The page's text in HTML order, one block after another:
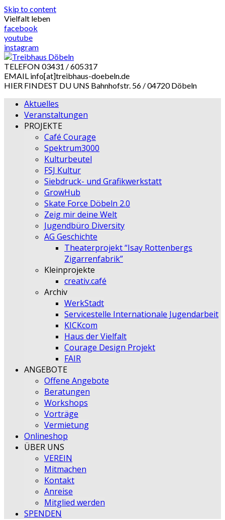
Skip to content
Vielfalt leben
facebook
youtube
instagram
TELEFON 03431 / 605317
EMAIL info[at]treibhaus-doebeln.de
HIER FINDEST DU UNS Bahnhofstr. 56 / 04720 Döbeln
Aktuelles
Veranstaltungen
PROJEKTE
Café Courage
Spektrum3000
Kulturbeutel
FSJ Kultur
Siebdruck- und Grafikwerkstatt
GrowHub
Skate Force Döbeln 2.0
Zeig mir deine Welt
Jugendbüro Diversity
AG Geschichte
Theaterprojekt “Isay Rottenbergs
Zigarrenfabrik”
Kleinprojekte
creativ.café
Archiv
WerkStadt
Servicestelle Internationale Jugendarbeit
KICKcom
Haus der Vielfalt
Courage Design Projekt
FAIR
ANGEBOTE
Offene Angebote
Beratungen
Workshops
Vorträge
Vermietung
Onlineshop
ÜBER UNS
VEREIN
Mitmachen
Kontakt
Anreise
Mitglied werden
SPENDEN